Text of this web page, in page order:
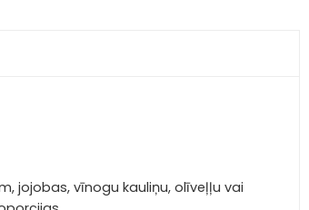
jojobas, vīnogu kauliņu, olīveļļu vai